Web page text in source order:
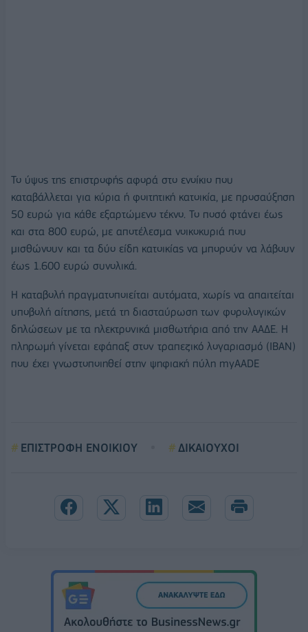
Το ύψος της επιστροφής αφορά στο ενοίκιο που
καταβάλλεται για κύρια ή φοιτητική κατοικία, με προσαύξηση
50 ευρώ για κάθε εξαρτώμενο τέκνο. Το ποσό φτάνει έως
και στα 800 ευρώ, με αποτέλεσμα νοικοκυριά που
μισθώνουν και τα δύο είδη κατοικίας να μπορούν να λάβουν
έως 1.600 ευρώ συνολικά.
Η καταβολή πραγματοποιείται αυτόματα, χωρίς να απαιτείται
υποβολή αίτησης, μετά τη διασταύρωση των φορολογικών
δηλώσεων με τα ηλεκτρονικά μισθωτήρια από την ΑΑΔΕ. Η
πληρωμή γίνεται εφάπαξ στον τραπεζικό λογαριασμό (IBAN)
που έχει γνωστοποιηθεί στην ψηφιακή πύλη myAADE
ΕΠΙΣΤΡΟΦΗ ΕΝΟΙΚΙΟΥ ΔΙΚΑΙΟΥΧΟΙ